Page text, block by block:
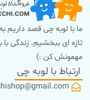
ما با لوبه چی قصد داریم
تازه ای ببخشیم. زندگی
مهمونش کن :)
ارتباط با لوبه چی